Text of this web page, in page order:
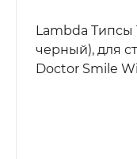
Lambda
черный), для
Doctor Smile